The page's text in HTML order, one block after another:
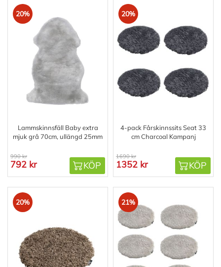
20%
Lammskinnsfäll Baby extra
mjuk grå 70cm, ullängd 25mm
990 kr
792 kr KÖP
20%
4-pack Fårskinnssits Seat 33
cm Charcoal Kampanj
1690 kr
1352 kr KÖP
20% 21%